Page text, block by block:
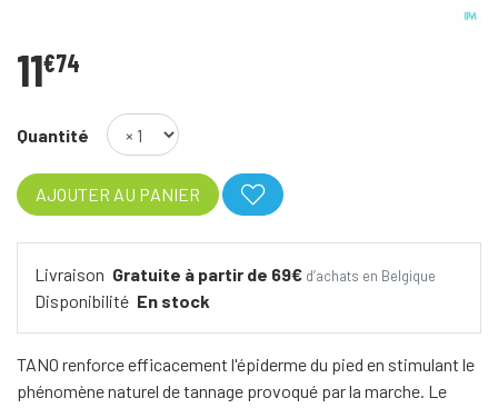
11€74
Quantité
AJOUTER AU PANIER
Livraison Gratuite à partir de 69€ d’achats en Belgique
Disponibilité En stock
TANO renforce efficacement l'épiderme du pied en stimulant le
phénomène naturel de tannage provoqué par la marche. Le